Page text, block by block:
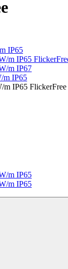
IP65
m IP65
m IP67
m IP65
m IP65 FlickerFree
m IP65
m IP65